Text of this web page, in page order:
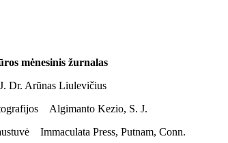
mėnesinis žurnalas
Dr. Arūnas Liulevičius
Algimanto Kezio, S. J.
Immaculata Press, Putnam, Conn.